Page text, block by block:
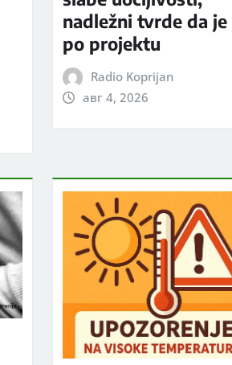
nadležni tvrde da je
po projektu
Radio Koprijan
авг 4, 2026